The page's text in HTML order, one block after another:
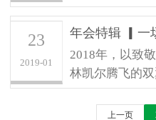
23
2019-01
年会特辑 ▎一
2018年，以致
林凯尔腾飞的
上一页